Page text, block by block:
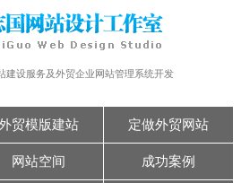
建设服务及外贸企业网站管理系统开发
贸模版建站 定做外贸网站
网站空间 成功案例